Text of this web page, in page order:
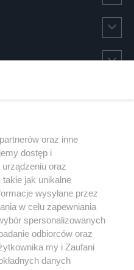
Instagram Youtube
oraz inne
dostęp i
oraz
jak unikalne
wysyłane przez
w celu zapewniania
spersonalizowanych
odbiorców oraz
my i Zaufani
danych